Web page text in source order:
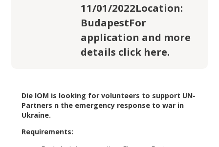
11/01/2022Location:
BudapestFor
application and more
details click here.
Die IOM is looking for volunteers to support UN-
Partners n the emergency response to war in
Ukraine.
Requirements: